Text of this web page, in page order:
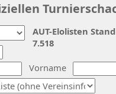
Vorname
AUT-Elolisten
7.518